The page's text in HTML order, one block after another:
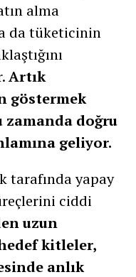
alma
da tüketicinin
Artık
göstermek
zamanda doğru
geliyor.
tarafında yapay
ciddi
uzun
kitleler,
anlık